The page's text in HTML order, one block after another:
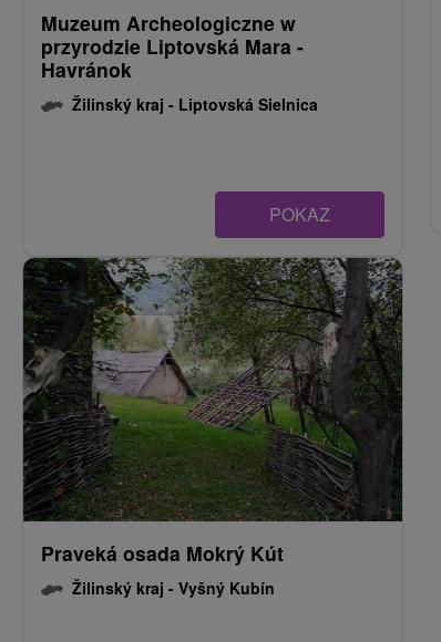
Muzeum Archeologiczne w
przyrodzie Liptovská Mara -
Havránok
Žilinský kraj - Liptovská Sielnica
POKAZ
Praveká osada Mokrý Kút
Žilinský kraj - Vyšný Kubín